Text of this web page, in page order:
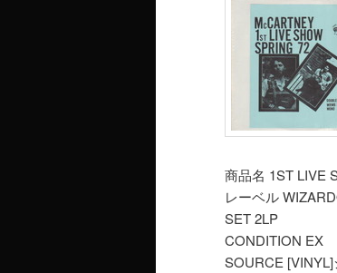
商品名 1ST LIVE
レーベル
SET 2LP
CONDITION EX
SOURCE